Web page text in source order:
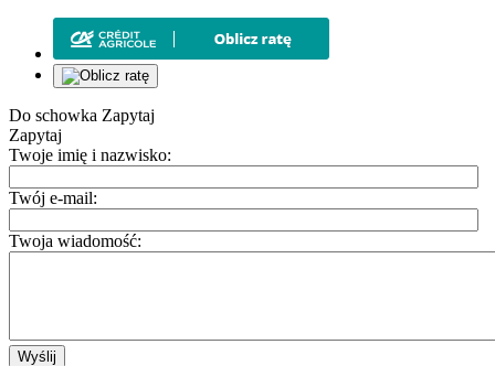
Do schowka Zapytaj
Zapytaj
Twoje imię i nazwisko:
Twój e-mail:
Twoja wiadomość:
Wyślij